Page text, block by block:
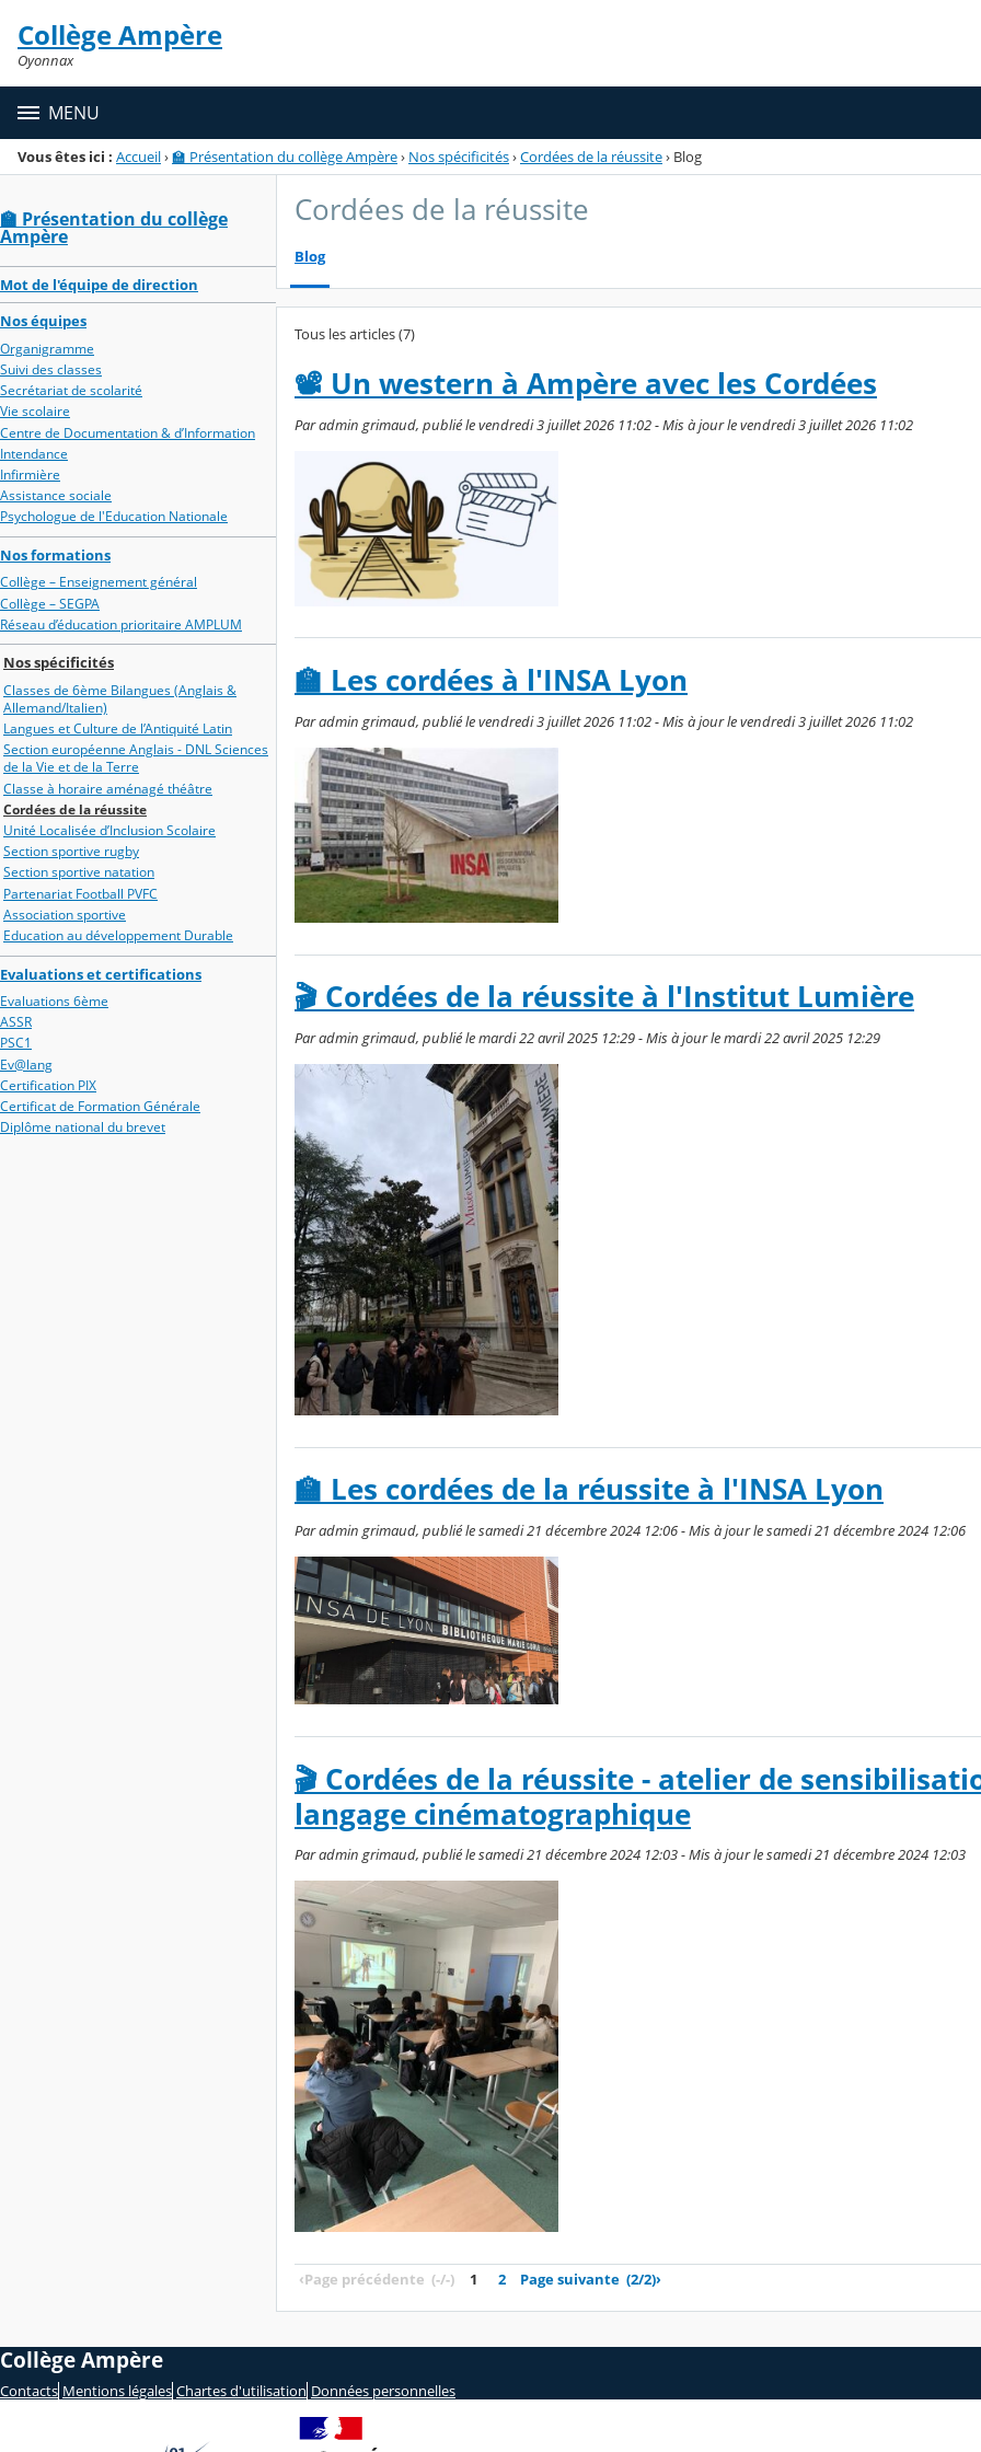
Menu de la rubrique
Contenu
Collège Ampère
Oyonnax
MENU
Vous êtes ici : Accueil›🏫 Présentation du collège Ampère› Nos spécificités›Cordées de la réussite› Blog
🏫 Présentation du collège
Ampère
Mot de l'équipe de direction
Nos équipes
Organigramme
Suivi des classes
Secrétariat de scolarité
Vie scolaire
Centre de Documentation & d’Information
Intendance
Infirmière
Assistance sociale
Psychologue de l'Education Nationale
Nos formations
Collège – Enseignement général
Collège – SEGPA
Réseau d’éducation prioritaire AMPLUM
Nos spécificités
Classes de 6ème Bilangues (Anglais &
Allemand/Italien)
Langues et Culture de l’Antiquité Latin
Section européenne Anglais - DNL Sciences
de la Vie et de la Terre
Classe à horaire aménagé théâtre
Cordées de la réussite
Unité Localisée d’Inclusion Scolaire
Section sportive rugby
Section sportive natation
Partenariat Football PVFC
Association sportive
Education au développement Durable
Evaluations et certifications
Evaluations 6ème
ASSR
PSC1
Ev@lang
Certification PIX
Certificat de Formation Générale
Diplôme national du brevet
Cordées de la réussite
Blog
Tous les articles (7)
📽️ Un western à Ampère avec les Cordées
Par admin grimaud, publié le vendredi 3 juillet 2026 11:02 - Mis à jour le vendredi 3 juillet 2026 11:02
🏫 Les cordées à l'INSA Lyon
Par admin grimaud, publié le vendredi 3 juillet 2026 11:02 - Mis à jour le vendredi 3 juillet 2026 11:02
🎬 Cordées de la réussite à l'Institut Lumière
Par admin grimaud, publié le mardi 22 avril 2025 12:29 - Mis à jour le mardi 22 avril 2025 12:29
🏫 Les cordées de la réussite à l'INSA Lyon
Par admin grimaud, publié le samedi 21 décembre 2024 12:06 - Mis à jour le samedi 21 décembre 2024 12:06
🎬 Cordées de la réussite - atelier de
langage cinématographique
Par admin grimaud, publié le samedi 21 décembre 2024 12:03 - Mis à jour le samedi 21 décembre 2024 12:03
‹Page précédente (-/-) 1 2 Page suivante (2/2)›
Collège Ampère
Contacts Mentions légales Chartes d'utilisation Données personnelles